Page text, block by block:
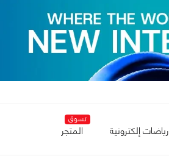
رياضات إلكترونية
تسوق
المتجر